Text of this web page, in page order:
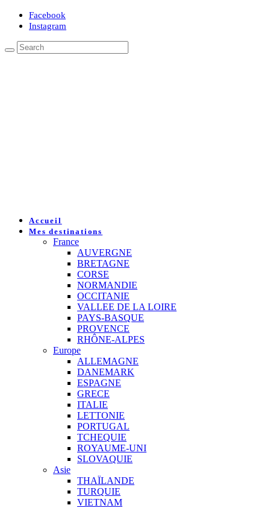
Facebook
Instagram
Accueil
Mes destinations
France
AUVERGNE
BRETAGNE
CORSE
NORMANDIE
OCCITANIE
VALLEE DE LA LOIRE
PAYS-BASQUE
PROVENCE
RHÔNE-ALPES
Europe
ALLEMAGNE
DANEMARK
ESPAGNE
GRECE
ITALIE
LETTONIE
PORTUGAL
TCHEQUIE
ROYAUME-UNI
SLOVAQUIE
Asie
THAÏLANDE
TURQUIE
VIETNAM